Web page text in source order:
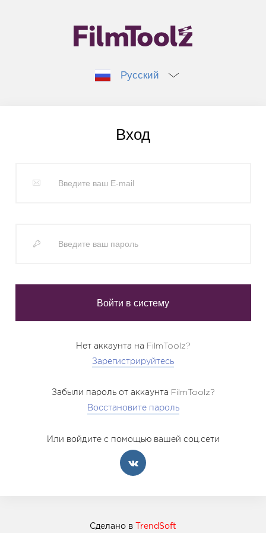
Русский
Вход
Нет аккаунта на FilmToolz?
Зарегистрируйтесь
Забыли пароль от аккаунта FilmToolz?
Восстановите пароль
Или войдите с помощью вашей соц.сети
Сделано в TrendSoft